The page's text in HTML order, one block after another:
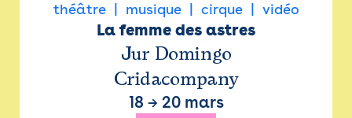
théâtre musique cirque vidéo
La femme des astres
Jur Domingo
Cridacompany
18 → 20 mars